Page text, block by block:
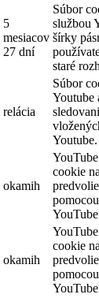
5
mesiacov
27 dní
Súbor
službou
šírky
staré
relácia
Súbor
Youtube
Youtube.
okamih
cookie
okamih
cookie